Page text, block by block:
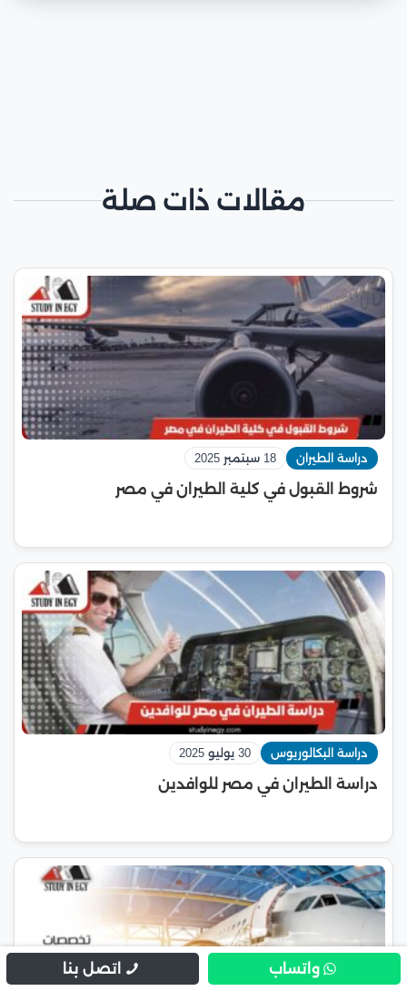
مقالات ذات صلة
دراسة الطيران 18 سبتمبر 2025
شروط القبول في كلية الطيران في مصر
دراسة البكالوريوس 30 يوليو 2025
دراسة الطيران في مصر للوافدين
واتساب اتصل بنا